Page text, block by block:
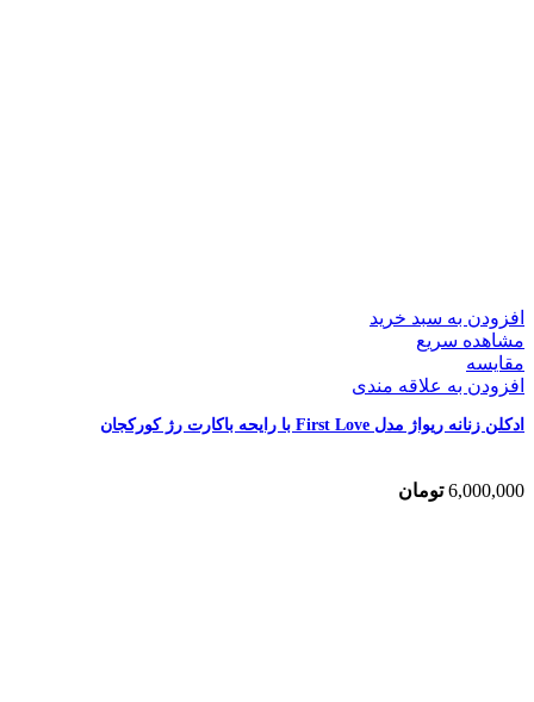
افزودن به سبد خرید
مشاهده سریع
مقایسه
افزودن به علاقه مندی
ادکلن زنانه ریواژ مدل First Love با رایحه باکارت رژ کورکجان
6,000,000 تومان